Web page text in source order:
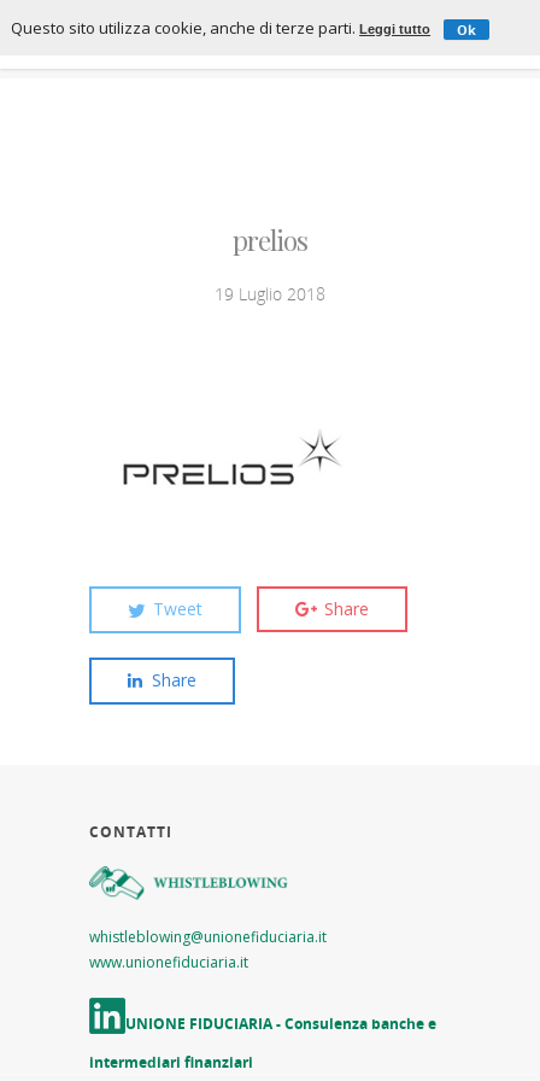
prelios
19 Luglio 2018
Tweet Share
Share
CONTATTI
whistleblowing@unionefiduciaria.it
www.unionefiduciaria.it
UNIONE FIDUCIARIA - Consulenza banche e
intermediari finanziari
Questo sito utilizza cookie, anche di terze parti.Leggi tutto Ok